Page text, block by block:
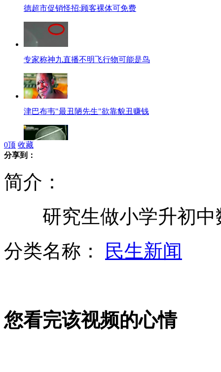
德超市促销怪招:顾客裸体可免费
专家称神九直播不明飞行物可能是鸟
津巴布韦"最丑陋先生"欲靠貌丑赚钱
日本黑社会不堪女子烦扰求助警察
实拍特警高空溜索飞身扑救欲跳楼男
0顶 收藏
分享到：
简介：
研究生做小学升初中
分类名称：
民生新闻
您看完该视频的心情